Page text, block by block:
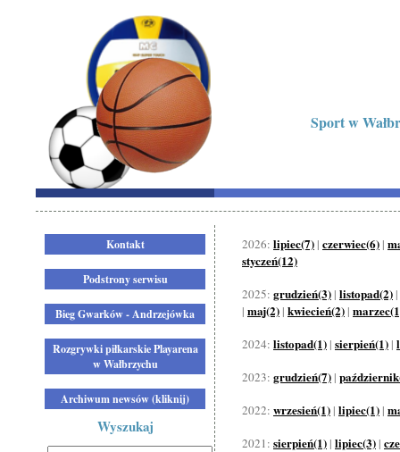
Sport w
Kontakt
Podstrony serwisu
Bieg Gwarków - Andrzejówka
Rozgrywki piłkarskie Playarena
w Wałbrzychu
Archiwum newsów (kliknij)
Wyszukaj
2026: lipiec(7) | czerwiec(6) |
styczeń(12)
2025: grudzień(3) | listopad(2) |
| maj(2) | kwiecień(2) |
2024: listopad(1) | sierpień(1) |
2023: grudzień(7) |
2022: wrzesień(1) | lipiec(1) |
2021: sierpień(1) | lipiec(3) |